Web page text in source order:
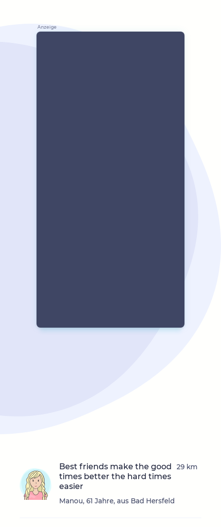
Best friends make the good
times better the hard times
easier
Manou, 61 Jahre, aus Bad Hersfeld
29 km